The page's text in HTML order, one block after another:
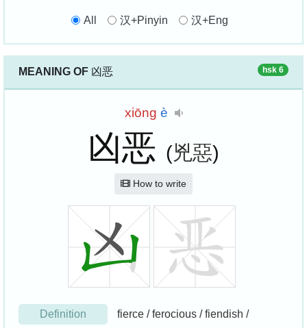
All 汉+Pinyin 汉+Eng
MEANING OF 凶恶 hsk 6
xiōng è
凶恶 (兇惡)
How to write
Definition
fierce / ferocious / fiendish /